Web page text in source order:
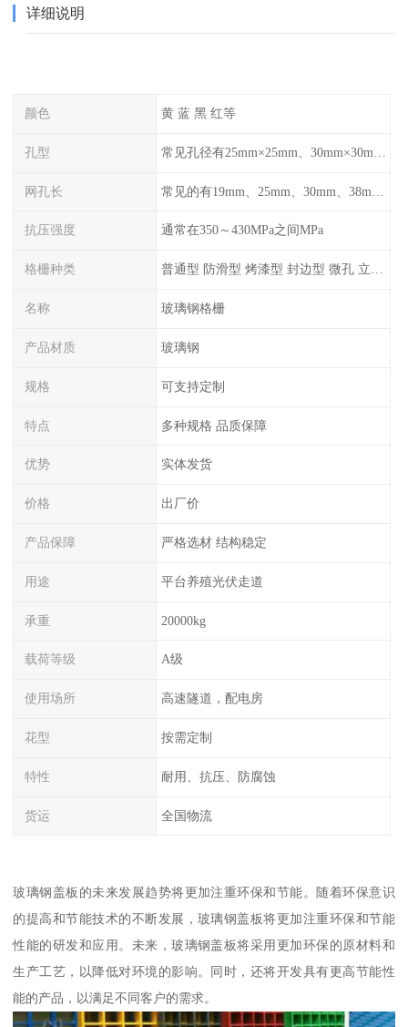
详细说明
颜色 黄 蓝 黑 红等
孔型
网孔长
抗压强度 通常在350～430MPa之间MPa
格栅种类 普通型 防滑型 ‌烤漆型 封边型 ‌微孔 立体 加砂覆面型 平面型
名称 玻璃钢格栅
产品材质 玻璃钢
规格 可支持定制
特点 多种规格 品质保障
优势 实体发货
价格 出厂价
产品保障 严格选材 结构稳定
用途 平台养殖光伏走道
承重 20000kg
载荷等级 A级
使用场所 高速隧道，配电房
花型 按需定制
特性 耐用、抗压、防腐蚀
货运 全国物流
玻璃钢盖板的未来发展趋势将更加注重环保和节能。随着环保意识
的提高和节能技术的不断发展，玻璃钢盖板将更加注重环保和节能
性能的研发和应用。未来，玻璃钢盖板将采用更加环保的原材料和
生产工艺，以降低对环境的影响。同时，还将开发具有更高节能性
能的产品，以满足不同客户的需求。